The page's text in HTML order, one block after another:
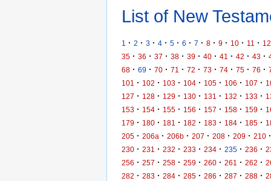
List of New
1 · 2 · 3 · 4 · 5 · 6 · 7 · 8 · 9 · 10 · 11 · 12
35 · 36 · 37 · 38 · 39 · 40 · 41 · 42 · 43 ·
68 · 69 · 70 · 71 · 72 · 73 · 74 · 75 · 76 ·
101
· 102 · 103 · 104 · 105 · 106 · 107 ·
127 · 128 · 129 · 130 · 131 · 132 · 133 ·
153 · 154 · 155 · 156 · 157 · 158 · 159 ·
179 · 180 · 181 · 182 · 183 · 184 · 185 ·
205 · 206a · 206b · 207 · 208 · 209 · 210 ·
230 · 231 · 232 · 233 · 234 · 235 · 236 ·
256 · 257 · 258 · 259 · 260 · 261 · 262 ·
282 · 283 · 284 · 285 · 286 · 287 · 288 ·